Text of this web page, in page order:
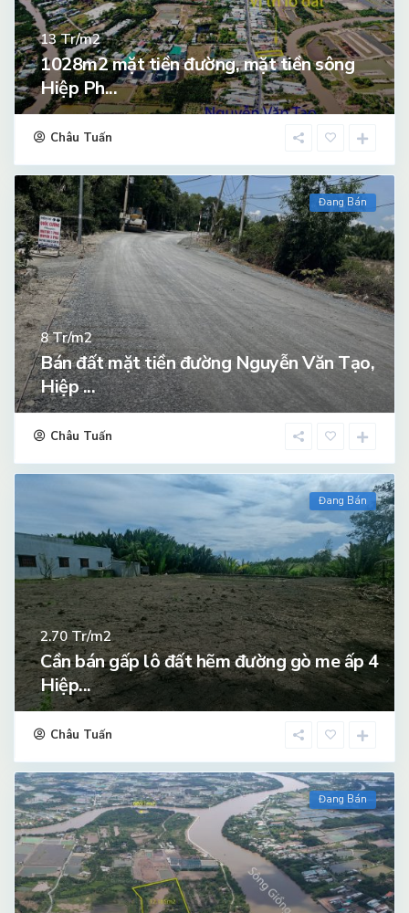
13Tr/m2
1028m2 mặt tiền đường, mặt tiền sông
Hiệp Ph...
Châu Tuấn
Đang Bán
8Tr/m2
Bán đất mặt tiền đường Nguyễn Văn Tạo,
Hiệp ...
Châu Tuấn
Đang Bán
2.70Tr/m2
Cần bán gấp lô đất hẽm đường gò me ấp 4
Hiệp...
Châu Tuấn
Đang Bán